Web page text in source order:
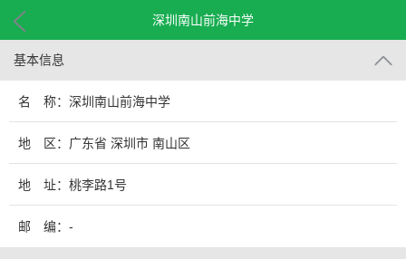
深圳南山前海中学
基本信息
名 称：深圳南山前海中学
地 区：广东省 深圳市 南山区
地 址：桃李路1号
邮 编：-